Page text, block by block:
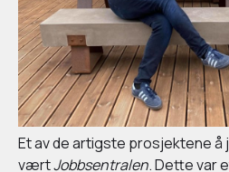
Et av de artigste prosjektene å
værtJobbsentralen. Dette var